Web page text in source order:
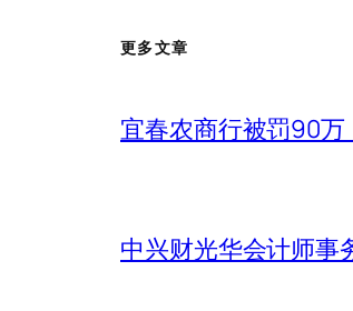
更多文章
宜春农商行被罚90
中兴财光华会计师